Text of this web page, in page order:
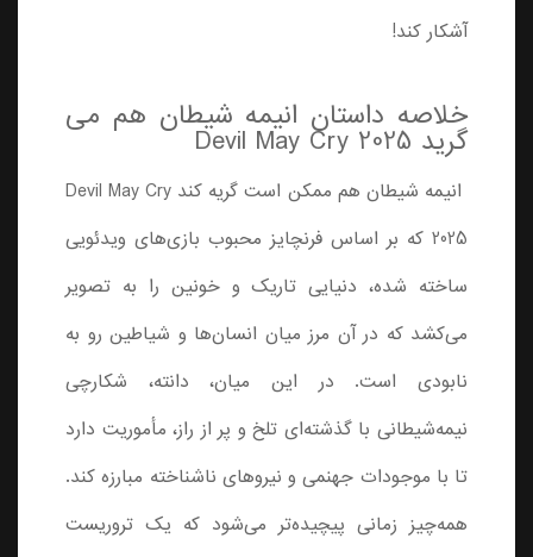
آشکار کند!
خلاصه داستان انیمه شیطان هم می
گرید Devil May Cry 2025
انیمه شیطان هم ممکن است گریه کند Devil May Cry
2025 که بر اساس فرنچایز محبوب بازی‌های ویدئویی
ساخته شده، دنیایی تاریک و خونین را به تصویر
می‌کشد که در آن مرز میان انسان‌ها و شیاطین رو به
نابودی است. در این میان، دانته، شکارچی
نیمه‌شیطانی با گذشته‌ای تلخ و پر از راز، مأموریت دارد
تا با موجودات جهنمی و نیروهای ناشناخته مبارزه کند.
همه‌چیز زمانی پیچیده‌تر می‌شود که یک تروریست